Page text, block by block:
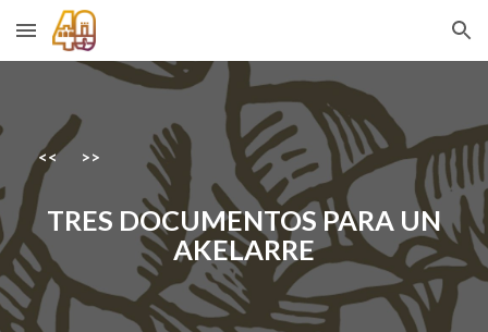
Skip to main content Skip to navigation
<< >>
TRES DOCUMENTOS PARA UN
AKELARRE